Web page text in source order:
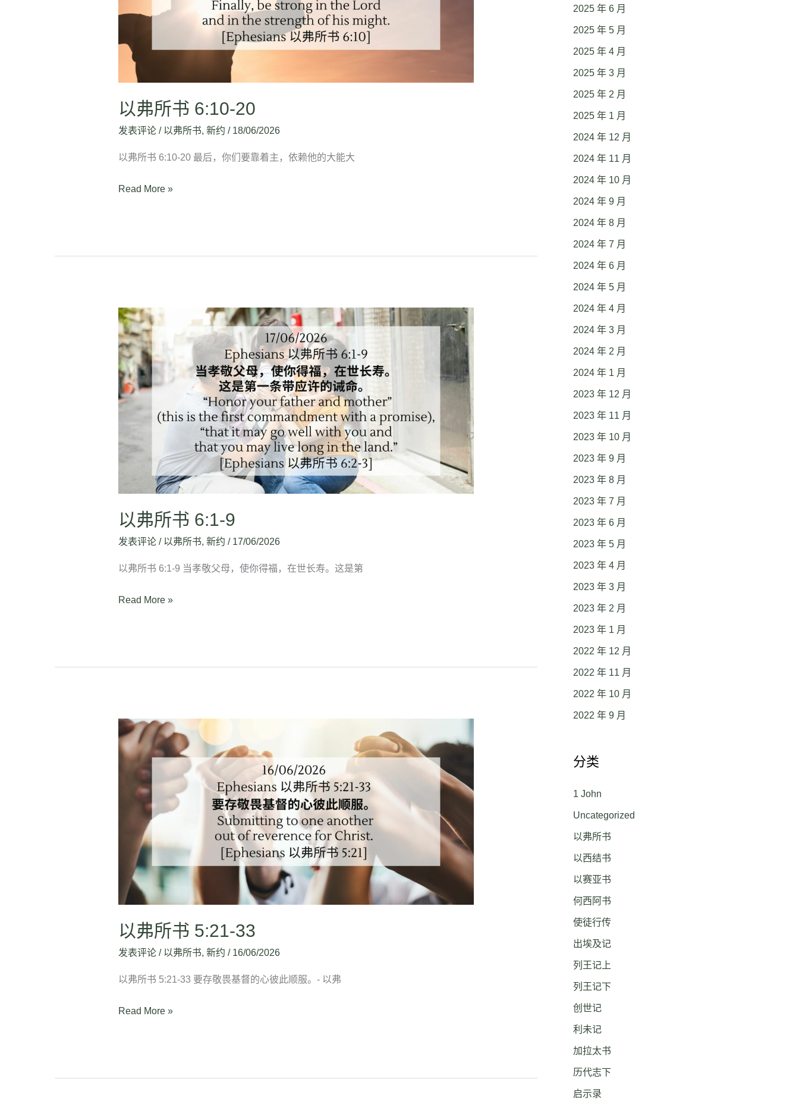
以弗所书 6:10-20
发表评论 / 以弗所书, 新约 / 18/06/2026
以弗所书 6:10-20 最后，你们要靠着主，依赖他的大能大
Read More »
以弗所书 6:1-9
发表评论 / 以弗所书, 新约 / 17/06/2026
以弗所书 6:1-9 当孝敬父母，使你得福，在世长寿。这是第
以
弗
所
书
6:1-
9
Read More »
以弗所书 5:21-33
发表评论 / 以弗所书, 新约 / 16/06/2026
以弗所书 5:21-33 要存敬畏基督的心彼此顺服。- 以弗
以
弗
5:21-
Read More »
2025 年 6 月
2025 年 5 月
2025 年 4 月
2025 年 3 月
2025 年 2 月
2025 年 1 月
2024 年 12 月
2024 年 11 月
2024 年 10 月
2024 年 9 月
2024 年 8 月
2024 年 7 月
2024 年 6 月
2024 年 5 月
2024 年 4 月
2024 年 3 月
2024 年 2 月
2024 年 1 月
2023 年 12 月
2023 年 11 月
2023 年 10 月
2023 年 9 月
2023 年 8 月
2023 年 7 月
2023 年 6 月
2023 年 5 月
2023 年 4 月
2023 年 3 月
2023 年 2 月
2023 年 1 月
2022 年 12 月
2022 年 11 月
2022 年 10 月
2022 年 9 月
分类
1 John
Uncategorized
以弗所书
以西结书
以赛亚书
何西阿书
使徒行传
出埃及记
列王记上
列王记下
创世记
利未记
加拉太书
历代志下
启示录